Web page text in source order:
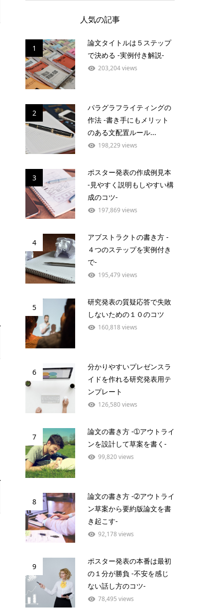
人気の記事
1
論文タイトルは５ステップ
で決める -実例付き解説-
203,204 views
2
パラグラフライティングの
作法 -書き手にもメリット
のある文配置ルール...
198,229 views
3
ポスター発表の作成例見本
-見やすく説明もしやすい構
成のコツ-
197,869 views
4
アブストラクトの書き方 -
４つのステップを実例付き
で-
195,479 views
5
研究発表の質疑応答で失敗
しないための１０のコツ
160,818 views
6
分かりやすいプレゼンスラ
イドを作れる研究発表用テ
ンプレート
126,580 views
7
論文の書き方 -➀アウトライ
ンを設計して草案を書く-
99,820 views
8
論文の書き方 -➁アウトライ
ン草案から要約版論文を書
き起こす-
92,178 views
9
ポスター発表の本番は最初
の１分が勝負 -不安を感じ
ない話し方のコツ-
78,495 views